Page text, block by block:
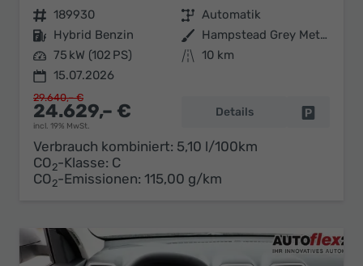
Fahrzeugnr. 189930 Getriebe Automatik
Kraftstoff Hybrid Benzin Außenfarbe
Hampstead Grey Metallic
Leistung 75 kW (102 PS) Kilometerstand 10 km
15.07.2026
24.629,– €
incl. 19% MwSt.
29.640,– €
Details
Verbrauch kombiniert: 5,10 l/100km
CO2-Klasse: C
CO2-Emissionen: 115,00 g/km